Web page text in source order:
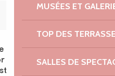
MUSÉES ET
TOP DES
SALLES DE
l'exposition
- Quand les pierres